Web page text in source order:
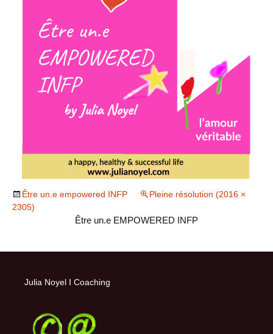
Être un.e empowered INFP
Pleine résolution (2016 ×
2305)
Être un.e EMPOWERED INFP
Julia Noyel I Coaching